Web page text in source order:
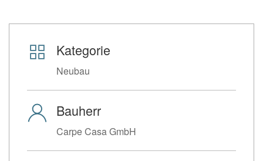
Kategorie
Neubau
Bauherr
Carpe Casa GmbH